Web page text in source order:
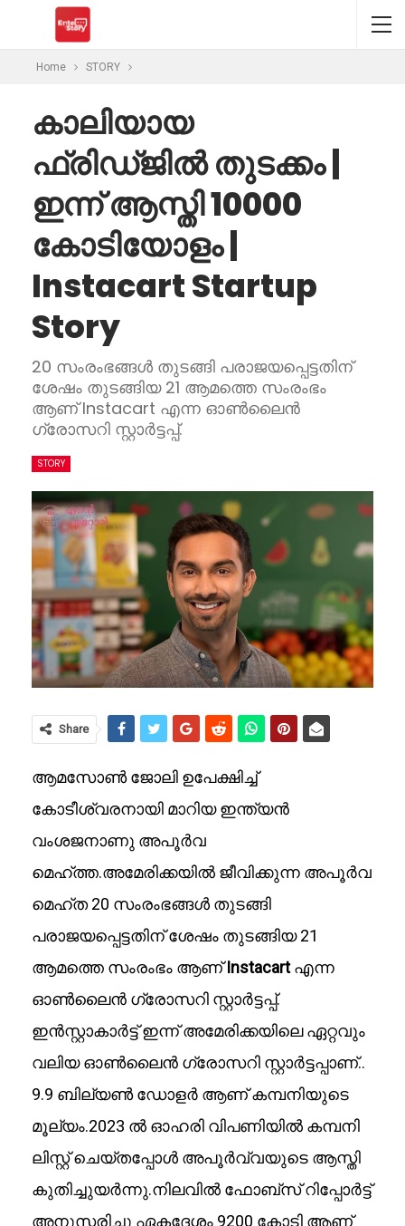
Home STORY
കാലിയായ
ഫ്രിഡ്ജിൽ തുടക്കം |
ഇന്ന് ആസ്തി 10000
കോടിയോളം |
Instacart Startup
Story
20 സംരംഭങ്ങള്‍ തുടങ്ങി പരാജയപ്പെട്ടതിന്
ശേഷം തുടങ്ങിയ 21 ആമത്തെ സംരംഭം
ആണ് Instacart എന്ന ഓണ്‍ലൈന്‍
ഗ്രോസറി സ്റ്റാര്‍ട്ടപ്പ്.
STORY
Share
ആമസോൺ ജോലി ഉപേക്ഷിച്ച്
കോടീശ്വരനായി മാറിയ ഇന്ത്യൻ
വംശജനാണു അപൂർവ
മെഹ്ത്ത.അമേരിക്കയില്‍ ജീവിക്കുന്ന അപൂര്‍വ
മെഹ്ത 20 സംരംഭങ്ങള്‍ തുടങ്ങി
പരാജയപ്പെട്ടതിന് ശേഷം തുടങ്ങിയ 21
ആമത്തെ സംരംഭം ആണ്Instacartഎന്ന
ഓണ്‍ലൈന്‍ ഗ്രോസറി സ്റ്റാര്‍ട്ടപ്പ്.
ഇൻസ്റ്റാകാർട്ട് ഇന്ന് അമേരിക്കയിലെ ഏറ്റവും
വലിയ ഓണ്‍ലൈന്‍ ഗ്രോസറി സ്റ്റാര്‍ട്ടപ്പാണ്..
9.9 ബില്യണ്‍ ഡോളര്‍ ആണ് കമ്പനിയുടെ
മൂല്യം.2023 ൽ ഓഹരി വിപണിയിൽ കമ്പനി
ലിസ്റ്റ് ചെയ്തപ്പോൾ അപൂർവ്വയുടെ ആസ്തി
കുതിച്ചുയർന്നു.നിലവിൽ ഫോബ്‌സ് റിപ്പോർട്ട്
അനുസരിച്ചു ഏകദേശം 9200 കോടി ആണ്